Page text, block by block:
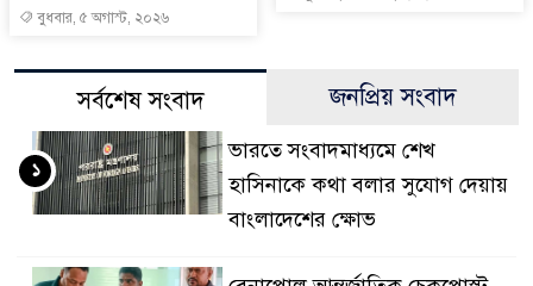
বুধবার, ৫ অগাস্ট, ২০২৬
সর্বশেষ সংবাদ জনপ্রিয় সংবাদ
ভারতে সংবাদমাধ্যমে শেখ
হাসিনাকে কথা বলার সুযোগ দেয়ায়
বাংলাদেশের ক্ষোভ
১